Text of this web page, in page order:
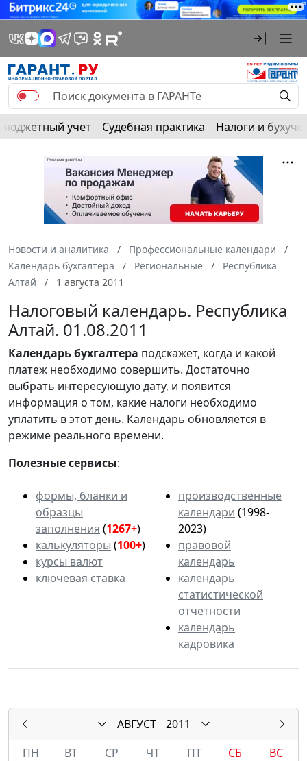
Бюджетный учет Судебная практика Налоги и
Новости и аналитика
Профессиональные календари
Календарь бухгалтера
Региональные
Республика
Алтай
1 августа 2011
Налоговый календарь. Республика
Алтай. 01.08.2011
Календарьбухгалтера подскажет, когда и какой
платеж необходимо совершить. Достаточно
выбрать интересующую дату, и появится
информация о том, какие налоги необходимо
уплатить в этот день. Календарь обновляется в
режиме реального времени.
Полезные сервисы:
формы, бланки и
образцы
заполнения (1267+)
калькуляторы (100+)
курсы валют
ключевая ставка
производственные
календари (1998-
2023)
правовой
календарь
календарь
статистической
отчетности
календарь
кадровика
АВГУСТ
2011
ПН
ВТ СР ЧТ ПТ СБ
ВС